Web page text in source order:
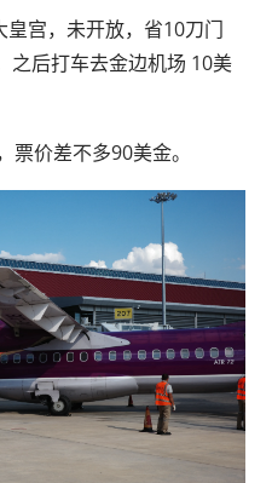
宫，未开放，省10刀门
之后打车去金边机场 10美
价差不多90美金。